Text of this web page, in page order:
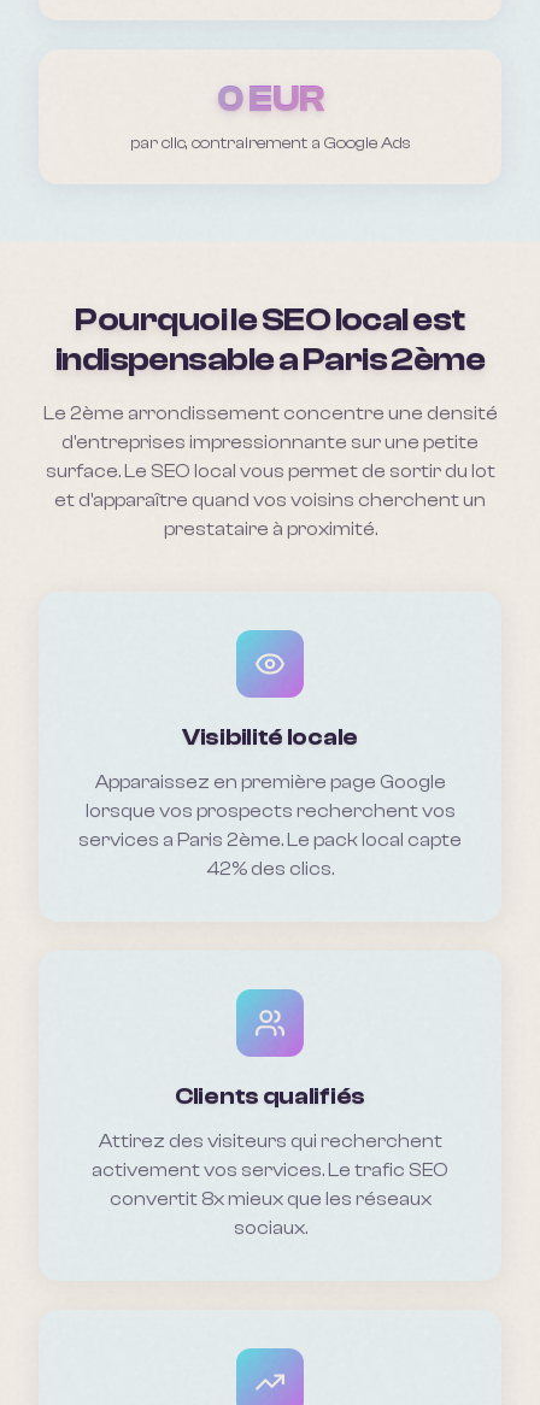
0 EUR
par clic, contrairement a Google Ads
Pourquoi le SEO local est
indispensable aParis 2ème
Le 2ème arrondissement concentre une densité
d'entreprises impressionnante sur une petite
surface. Le SEO local vous permet de sortir du lot
et d'apparaître quand vos voisins cherchent un
prestataire à proximité.
Visibilité locale
Apparaissez en première page Google
lorsque vos prospects recherchent vos
services a Paris 2ème. Le pack local capte
42% des clics.
Clients qualifiés
Attirez des visiteurs qui recherchent
activement vos services. Le trafic SEO
convertit 8x mieux que les réseaux
sociaux.